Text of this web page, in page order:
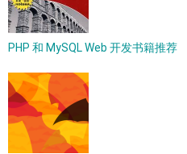
PHP 和 MySQL Web 开发书籍推荐